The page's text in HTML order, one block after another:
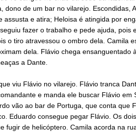
dono de um bar no vilarejo. Escondidas,
assusta e atira; Heloisa é atingida por
fazer o trabalho e pede ajuda, pois
o tiro atravessou o ombro dela. Camila
dela. Flávio chega ensanguentado
a Dante.
viu Flávio no vilarejo. Flávio tranca
e manda ele buscar Flávio em
vão ao bar de Portuga, que conta que
Eduardo consegue pegar Flávio. Os
fugir de helicóptero. Camila acorda na